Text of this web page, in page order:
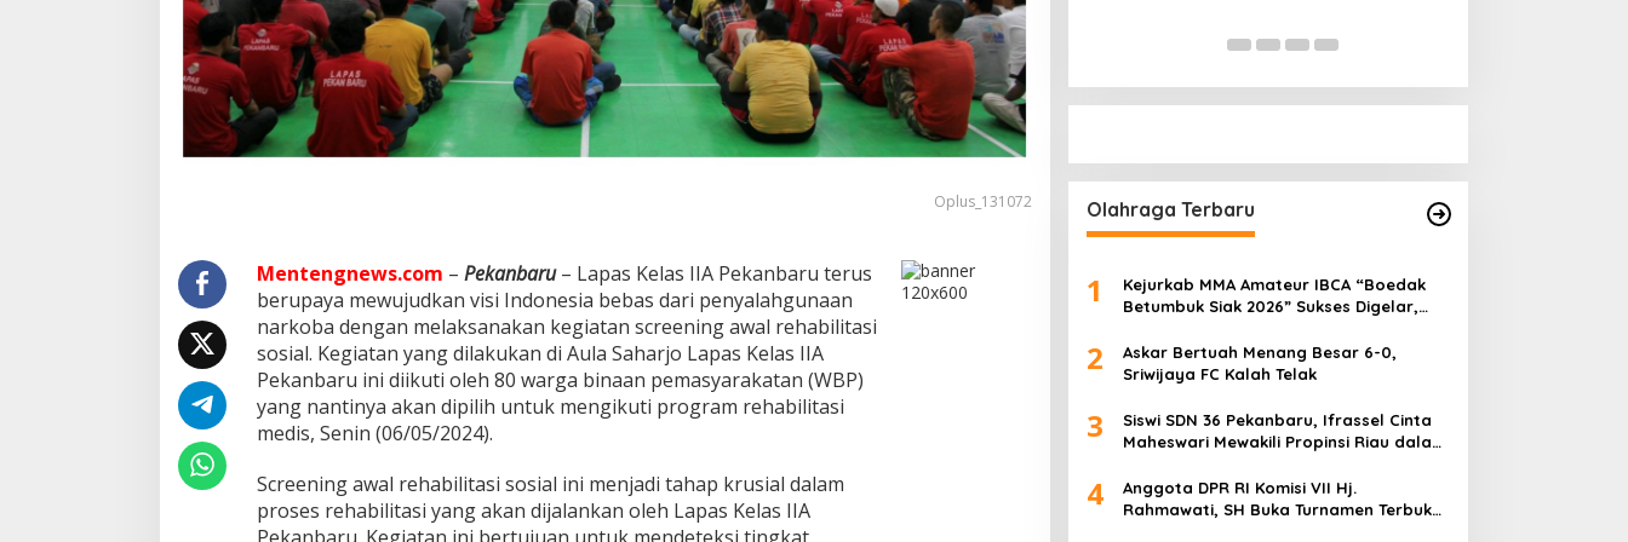
b
t
a
s
i
a
'
U
n
t
u
k
M
w
u
j
Oplus_131072
Mentengnews.com – Pekanbaru– Lapas Kelas IIA Pekanbaru terus
berupaya mewujudkan visi Indonesia bebas dari penyalahgunaan
narkoba dengan melaksanakan kegiatan screening awal rehabilitasi
sosial. Kegiatan yang dilakukan di Aula Saharjo Lapas Kelas IIA
Pekanbaru ini diikuti oleh 80 warga binaan pemasyarakatan (WBP)
yang nantinya akan dipilih untuk mengikuti program rehabilitasi
medis, Senin (06/05/2024).
Screening awal rehabilitasi sosial ini menjadi tahap krusial dalam
proses rehabilitasi yang akan dijalankan oleh Lapas Kelas IIA
Olahraga Terbaru
1
Kejurkab MMA Amateur IBCA “Boedak
Betumbuk Siak 2026” Sukses Digelar,
2
Askar Bertuah Menang Besar 6-0,
Sriwijaya FC Kalah Telak
3
Siswi SDN 36 Pekanbaru, Ifrassel Cinta
Maheswari Mewakili Propinsi Riau dalam
Senam Putri
4
Anggota DPR RI Komisi VII Hj.
Rahmawati, SH Buka Turnamen Terbuka